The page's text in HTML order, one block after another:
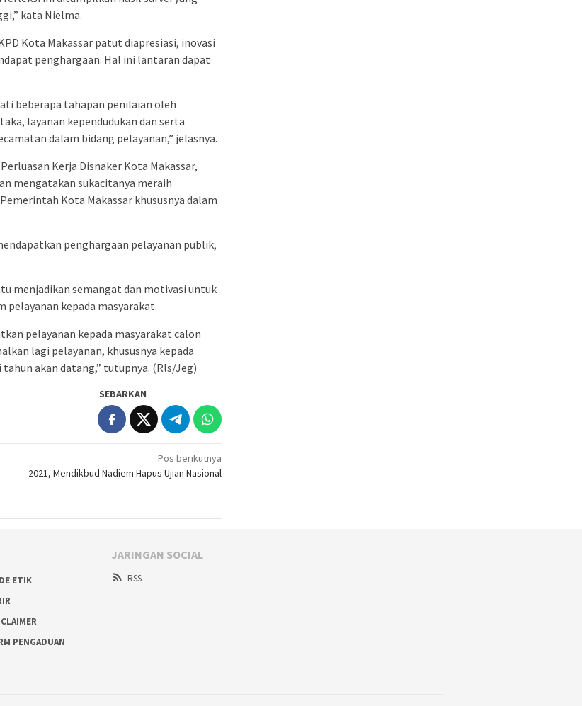
kata Nielma.
Kota Makassar patut diapresiasi, inovasi
penghargaan. Hal ini lantaran dapat
beberapa tahapan penilaian oleh
layanan kependudukan dan serta
dalam bidang pelayanan,” jelasnya.
Kerja Disnaker Kota Makassar,
mengatakan sukacitanya meraih
Kota Makassar khususnya dalam
penghargaan pelayanan publik,
menjadikan semangat dan motivasi untuk
pelayanan kepada masyarakat.
pelayanan kepada masyarakat calon
lagi pelayanan, khususnya kepada
akan datang,” tutupnya. (Rls/Jeg)
SEBARKAN
Pos berikutnya
2021, Mendikbud Nadiem Hapus Ujian Nasional
ETIK
PENGADUAN
JARINGAN SOCIAL
RSS